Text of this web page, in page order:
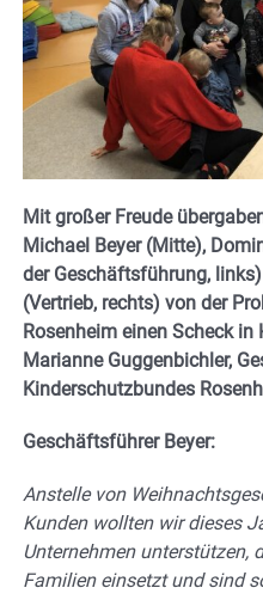
Mit großer Freude
Michael Beyer (Mitte),
der Geschäftsführung,
(Vertrieb, rechts) von der
Rosenheim einen Scheck
Marianne Guggenbichler,
Kinderschutzbundes
Geschäftsführer Beyer:
Anstelle von
Kunden wollten wir dieses
Unternehmen unterstützen,
Familien einsetzt und sind